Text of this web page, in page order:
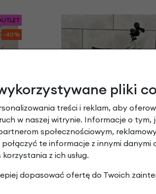
-40%
Early Rider Belter
Sage Green
1 099,00 zł | -5%
1 044,05 zł
pliki
treści i reklam, aby
w naszej witrynie. Informacje o tym,
społecznościowym,
te informacje z innymi danymi
z ich usług.
dopasować ofertę do Twoich